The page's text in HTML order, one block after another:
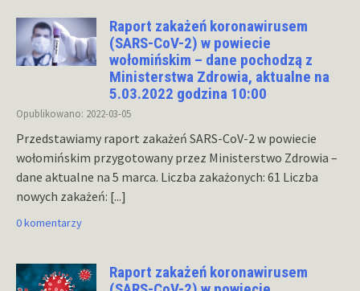
Raport zakażeń koronawirusem
(SARS-CoV-2) w powiecie
wołomińskim – dane pochodzą z
Ministerstwa Zdrowia, aktualne na
5.03.2022 godzina 10:00
Opublikowano: 2022-03-05
Przedstawiamy raport zakażeń SARS-CoV-2 w powiecie
wołomińskim przygotowany przez Ministerstwo Zdrowia –
dane aktualne na 5 marca. Liczba zakażonych: 61 Liczba
nowych zakażeń: [...]
0 komentarzy
Raport zakażeń koronawirusem